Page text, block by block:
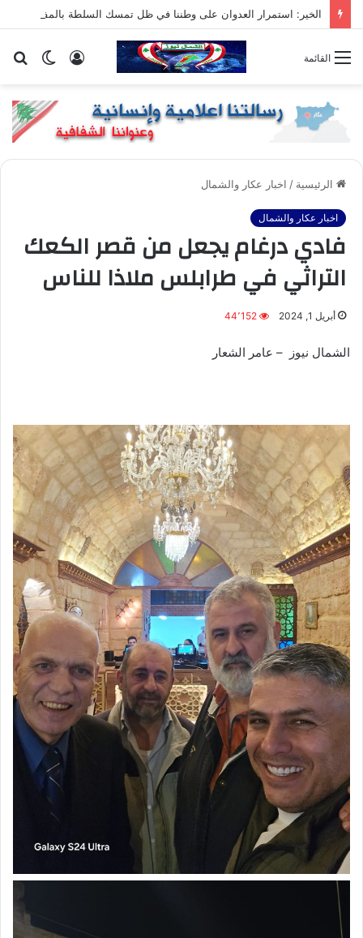
الوضع تسجيل
القائمة
الرئيسية / اخبار عكار والشمال
اخبار عكار والشمال
فادي درغام يجعل من قصر الكعك
التراثي في طرابلس ملاذا للناس
أبريل 1, 2024 44٬152
الشمال نيوز – عامر الشعار